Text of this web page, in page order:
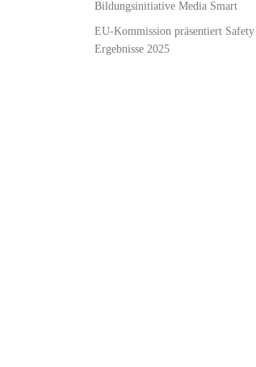
Bildungsinitiative Media Smart
EU-Kommission präsentiert Safety
Ergebnisse 2025